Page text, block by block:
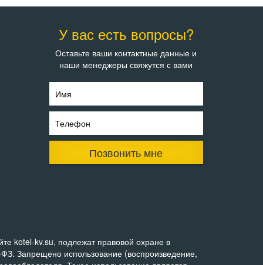
У вас есть вопросы?
Оставьте ваши контактные данные и
наши менеджеры свяжутся с вами
Имя
Телефон
Позвонить мне
kotel-kv.su, подлежат правовой охране в
Запрещено использование (воспроизведение,